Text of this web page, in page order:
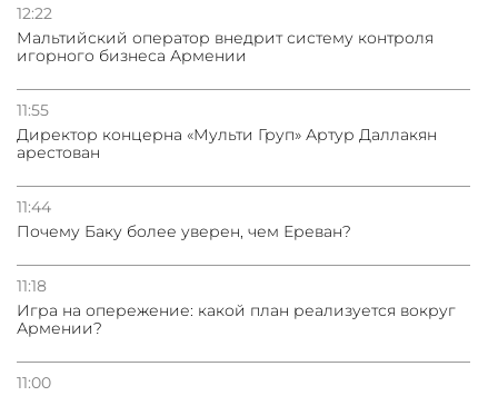
12:22
Мальтийский оператор внедрит систему контроля
игорного бизнеса Армении
11:55
Директор концерна «Мульти Груп» Артур Даллакян
арестован
11:44
Почему Баку более уверен, чем Ереван?
11:18
Игра на опережение: какой план реализуется вокруг
Армении?
11:00